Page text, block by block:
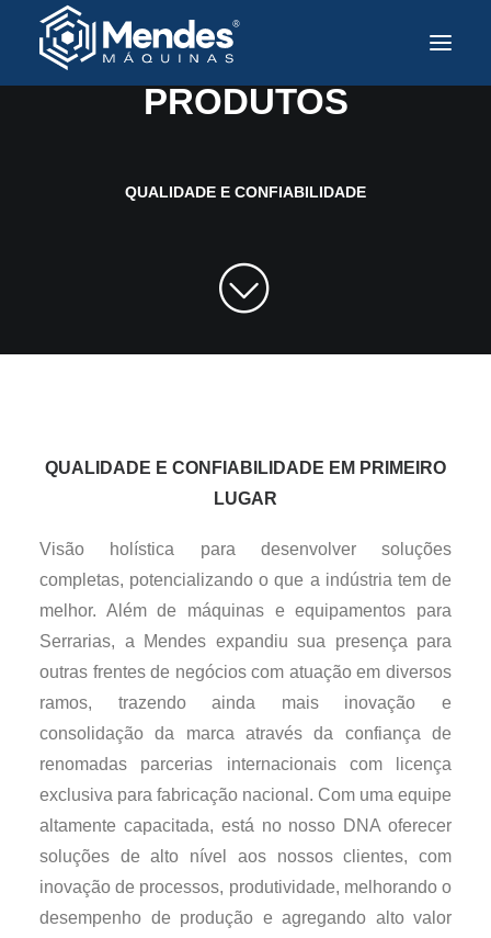
Produtos
Assistência Técnica
Mercados Atendidos
PARA TODAS AS INDÚSTRIAS
PRODUTOS
QUALIDADE E CONFIABILIDADE
QUALIDADE E CONFIABILIDADE EM PRIMEIRO
LUGAR
Visão holística para desenvolver soluções
completas, potencializando o que a indústria tem de
melhor. Além de máquinas e equipamentos para
Serrarias, a Mendes expandiu sua presença para
outras frentes de negócios com atuação em diversos
ramos, trazendo ainda mais inovação e
consolidação da marca através da confiança de
renomadas parcerias internacionais com licença
exclusiva para fabricação nacional. Com uma equipe
altamente capacitada, está no nosso DNA oferecer
soluções de alto nível aos nossos clientes, com
inovação de processos, produtividade, melhorando o
desempenho de produção e agregando alto valor